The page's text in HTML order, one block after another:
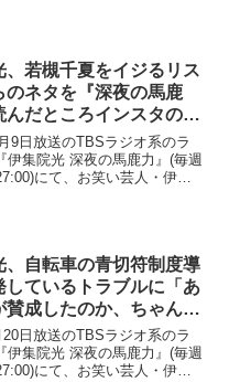
、若槻千夏をイジるリス
のネタを『深夜の馬鹿
んだところインスタのス
で不満を書かれたことに
ういうところだよ」
9日放送のTBSラジオ系のラ
伊集院光 深夜の馬鹿力』(毎週
にて、お笑い芸人・伊集
、自転車の青切符制度導
しているトラブルに「あ
賛成したのか、ちゃんと
見れるようにしてくれ
20日放送のTBSラジオ系のラ
伊集院光 深夜の馬鹿力』(毎週
にて、お笑い芸人・伊集